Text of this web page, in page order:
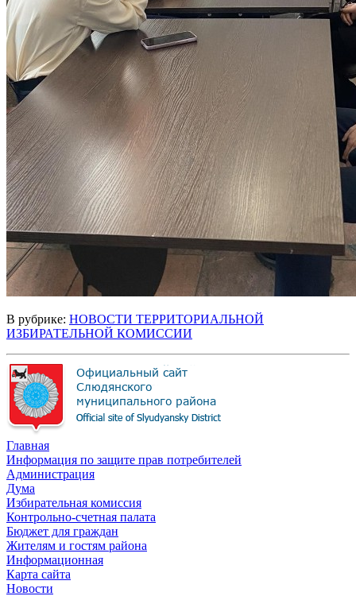
В рубрике: НОВОСТИ ТЕРРИТОРИАЛЬНОЙ
ИЗБИРАТЕЛЬНОЙ КОМИССИИ
Главная
Информация по защите прав потребителей
Администрация
Дума
Избирательная комиссия
Контрольно-счетная палата
Бюджет для граждан
Жителям и гостям района
Информационная
Карта сайта
Новости